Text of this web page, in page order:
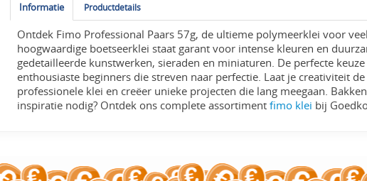
Informatie Productdetails
Ontdek Fimo Professional Paars 57g, de ultieme polymeerklei voor
hoogwaardige boetseerklei staat garant voor intense kleuren en
gedetailleerde kunstwerken, sieraden en miniaturen. De perfecte
enthousiaste beginners die streven naar perfectie. Laat je creativiteit
professionele klei en creëer unieke projecten die lang meegaan.
inspiratie nodig? Ontdek ons complete assortimentfimo klei bij